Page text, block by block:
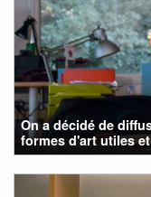
On a décidé de
formes d'art utiles